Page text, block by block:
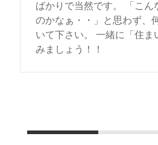
ばかりで当然です。 「こん
のかなぁ・・」と思わず、
いて下さい。 一緒に「住ま
みましょう！！